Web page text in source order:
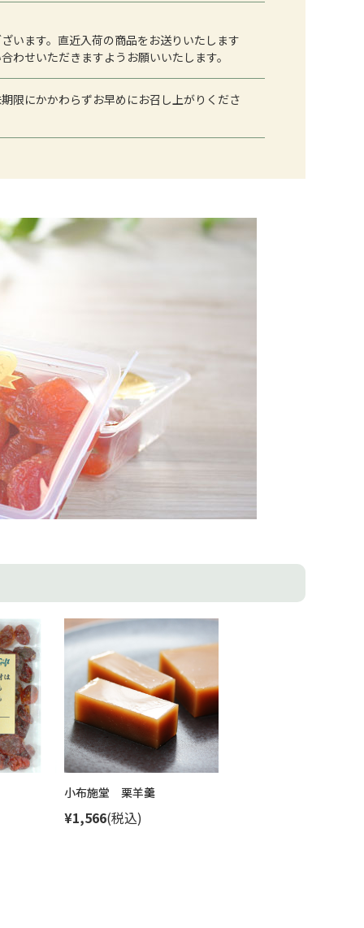
います。直近入荷の商品をお送りいたします
わせいただきますようお願いいたします。
限にかかわらずお早めにお召し上がりくださ
小布施堂 栗羊羹
¥1,566(税込)